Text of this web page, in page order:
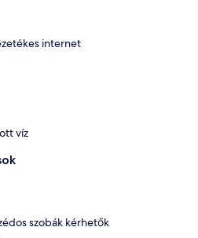
internet
víz
szobák kérhetők